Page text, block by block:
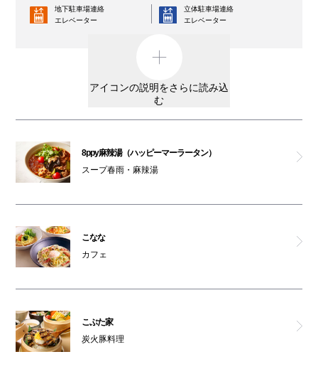
ポムの樹 ゴールド
神楽食堂 串家物語
天ぷらすし海鮮 米福
こぶた家
極みとんかつ かつ喜
美健ごちそうビュッフェ 花も実も
地下駐車場連絡
エレベーター
立体駐車場連絡
エレベーター
外貨両替機 男女トイレ
親子トイレ 授乳室
オムツ交換台
ATM
（パークスガーデン含む）
ペットはキャリーバッグに入れてご入館ください
アイコンの説明をさらに読み込
む
8ppy麻辣湯（ハッピーマーラータン）
スープ春雨・麻辣湯
こなな
カフェ
こぶた家
炭火豚料理